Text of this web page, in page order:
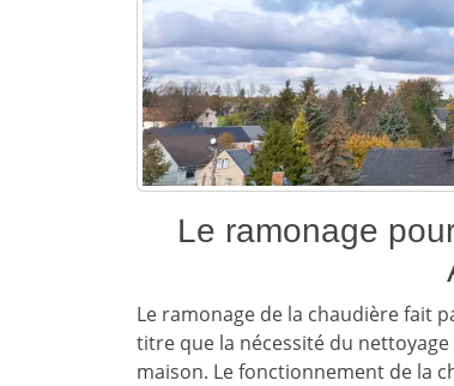
Le ramonage
Le ramonage de la chaudière fait
titre que la nécessité du
maison. Le fonctionnement de la